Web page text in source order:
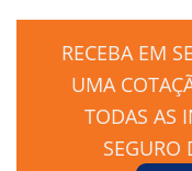
RECEBA EM
UMA
TODAS AS
SEGURO